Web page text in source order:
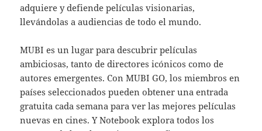
adquiere y defiende películas visionarias,
llevándolas a audiencias de todo el mundo.
MUBI es un lugar para descubrir películas
ambiciosas, tanto de directores icónicos como de
autores emergentes. Con MUBI GO, los miembros en
países seleccionados pueden obtener una entrada
gratuita cada semana para ver las mejores películas
nuevas en cines. Y Notebook explora todos los